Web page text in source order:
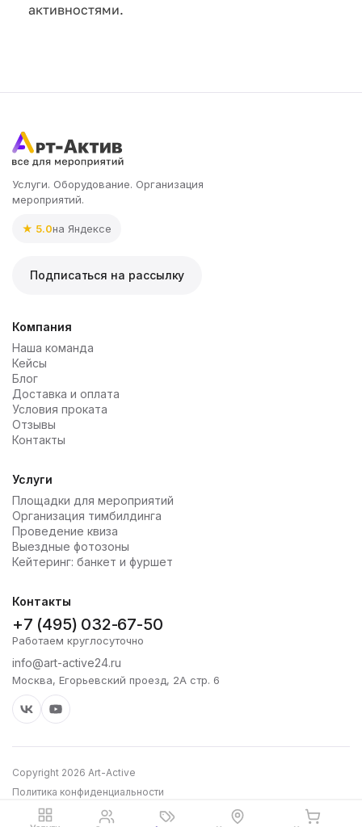
активностями.
Услуги. Оборудование. Организация
мероприятий.
★ 5.0на Яндексе
Подписаться на рассылку
Компания
Наша команда
Кейсы
Блог
Доставка и оплата
Условия проката
Отзывы
Контакты
Услуги
Площадки для мероприятий
Организация тимбилдинга
Проведение квиза
Выездные фотозоны
Кейтеринг: банкет и фуршет
Контакты
+7 (495) 032-67-50
Работаем круглосуточно
info@art-active24.ru
Москва, Егорьевский проезд, 2А стр. 6
Copyright 2026 Art-Active
Политика конфиденциальности